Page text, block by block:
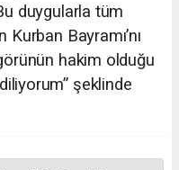
duygularla tüm
Bayramı’nı
hakim olduğu
şeklinde